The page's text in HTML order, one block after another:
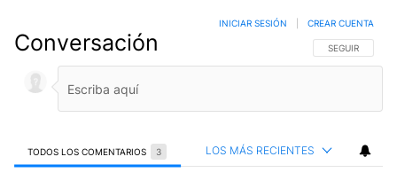
Conversación SIGA ESTA
SEGUIR
INICIAR SESIÓN CREAR CUENTA
TODOS LOS COMENTARIOS 3 LOS MÁS RECIENTES